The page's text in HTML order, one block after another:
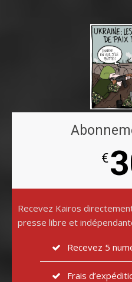
€
Recevez Kairos
presse libre et
Recevez 5
Frais